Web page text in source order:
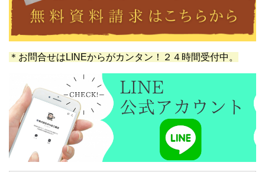
＊お問合せはLINEからがカンタン！２４時間受付中。